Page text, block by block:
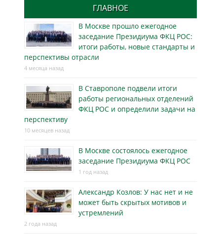
ГЛАВНОЕ
В Москве прошло ежегодное
заседание Президиума ФКЦ РОС:
итоги работы, новые стандарты и
перспективы отрасли
4 месяца назад
В Ставрополе подвели итоги
работы региональных отделений
ФКЦ РОС и определили задачи на
перспективу
10 месяцев назад
В Москве состоялось ежегодное
заседание Президиума ФКЦ РОС
1 год назад
Александр Козлов: У нас нет и не
может быть скрытых мотивов и
устремлений
2 года назад